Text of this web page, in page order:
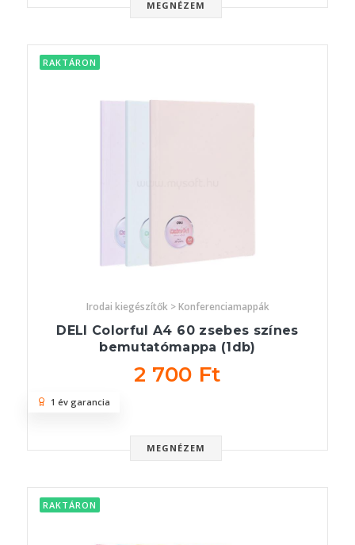
MEGNÉZEM
RAKTÁRON
Irodai kiegészítők > Konferenciamappák
DELI Colorful A4 60 zsebes színes
bemutatómappa (1db)
2 700 Ft
MEGNÉZEM
1 év garancia
RAKTÁRON